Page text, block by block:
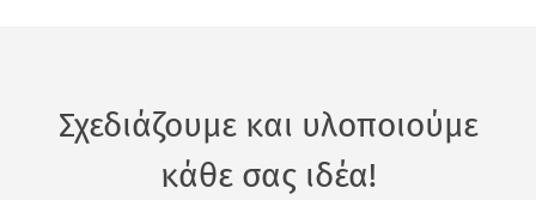
Σχεδιάζουμε και υλοποιούμε
κάθε σας ιδέα!